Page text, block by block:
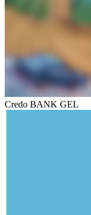
Credo BANK GEL